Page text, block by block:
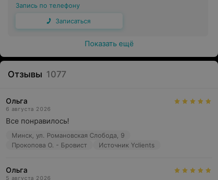
Запись по телефону
Записаться
Показать ещё
Отзывы 1077
Ольга
6 августа 2026
Все понравилось!
Минск, ул. Романовская Слобода, 9
Прокопова О. - Бровист
Источник Yclients
Ольга
5 августа 2026